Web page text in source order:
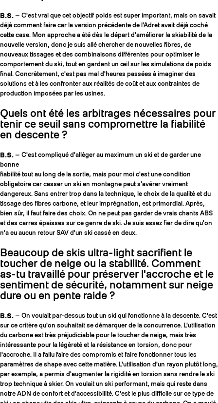
B.S. — C'est vrai que cet objectif poids est super important, mais on savait
déjà comment faire car la version précédente de l'Adret avait déjà coché
cette case. Mon approche a été dès le départ d'améliorer la skiabilité de la
nouvelle version, donc je suis allé chercher de nouvelles fibres, de
nouveaux tissages et des combinaisons différentes pour optimiser le
comportement du ski, tout en gardant un œil sur les simulations de poids
final. Concrètement, c'est pas mal d'heures passées à imaginer des
solutions et à les confronter aux réalités de coût et aux contraintes de
production imposées par les usines.
Quels ont été les arbitrages nécessaires pour
tenir ce seuil sans compromettre la fiabilité
en descente ?
B.S. — C'est compliqué d'alléger au maximum un ski et de garder une
bonne
fiabilité tout au long de la sortie, mais pour moi c'est une condition
obligatoire car casser un ski en montagne peut s'avérer vraiment
dangereux. Sans entrer trop dans la technique, le choix de la qualité et du
tissage des fibres carbone, et leur imprégnation, est primordial. Après,
bien sûr, il faut faire des choix. On ne peut pas garder de vrais chants ABS
et des carres épaisses sur ce genre de ski. Je suis assez fier de dire qu'on
n'a eu aucun retour SAV d'un ski cassé en deux.
Beaucoup de skis ultra-light sacrifient le
toucher de neige ou la stabilité. Comment
as-tu travaillé pour préserver l'accroche et le
sentiment de sécurité, notamment sur neige
dure ou en pente raide ?
B.S. — On voulait par-dessus tout un ski qui fonctionne à la descente. C'est
sur ce critère qu'on souhaitait se démarquer de la concurrence. L'utilisation
du carbone est très préjudiciable pour le toucher de neige, mais très
intéressante pour la légèreté et la résistance en torsion, donc pour
l'accroche. Il a fallu faire des compromis et faire fonctionner tous les
paramètres de shape avec cette matière. L'utilisation d'un rayon plutôt long,
par exemple, a permis d'augmenter la rigidité en torsion sans rendre le ski
trop technique à skier. On voulait un ski performant, mais qui reste dans
notre ADN de confort et d'accessibilité. C'est le plus difficile sur ce type de